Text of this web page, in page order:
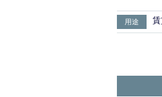
用途